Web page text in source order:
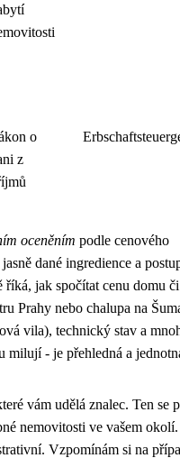
o
z
oceněním podle cenového
dané ingredience a
jak spočítat cenu domu
Prahy nebo chalupa na
vila), technický stav a
milují - je přehledná a
vám udělá znalec. Ten se
nemovitosti ve vašem
Vzpomínám si na